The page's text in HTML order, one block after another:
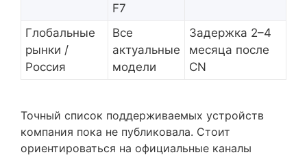
F7
Глобальные
рынки /
Россия
Все
актуальные
модели
Задержка 2–4
месяца после
CN
Точный список поддерживаемых устройств
компания пока не публиковала. Стоит
ориентироваться на официальные каналы